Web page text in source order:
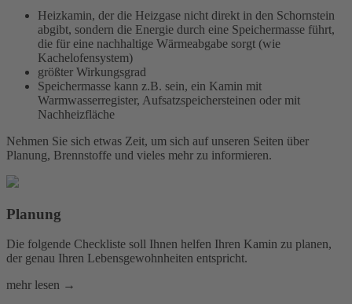
Heizkamin, der die Heizgase nicht direkt in den Schornstein
abgibt, sondern die Energie durch eine Speichermasse führt,
die für eine nachhaltige Wärmeabgabe sorgt (wie
Kachelofensystem)
größter Wirkungsgrad
Speichermasse kann z.B. sein, ein Kamin mit
Warmwasserregister, Aufsatzspeichersteinen oder mit
Nachheizfläche
Nehmen Sie sich etwas Zeit, um sich auf unseren Seiten über
Planung, Brennstoffe und vieles mehr zu informieren.
Planung
Die folgende Checkliste soll Ihnen helfen Ihren Kamin zu planen,
der genau Ihren Lebensgewohnheiten entspricht.
mehr lesen →